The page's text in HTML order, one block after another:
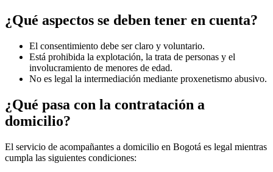
¿Qué aspectos se deben tener en cuenta?
El consentimiento debe ser claro y voluntario.
Está prohibida la explotación, la trata de personas y el
involucramiento de menores de edad.
No es legal la intermediación mediante proxenetismo abusivo.
¿Qué pasa con la contratación a
domicilio?
El servicio de acompañantes a domicilio en Bogotá es legal mientras
cumpla las siguientes condiciones: